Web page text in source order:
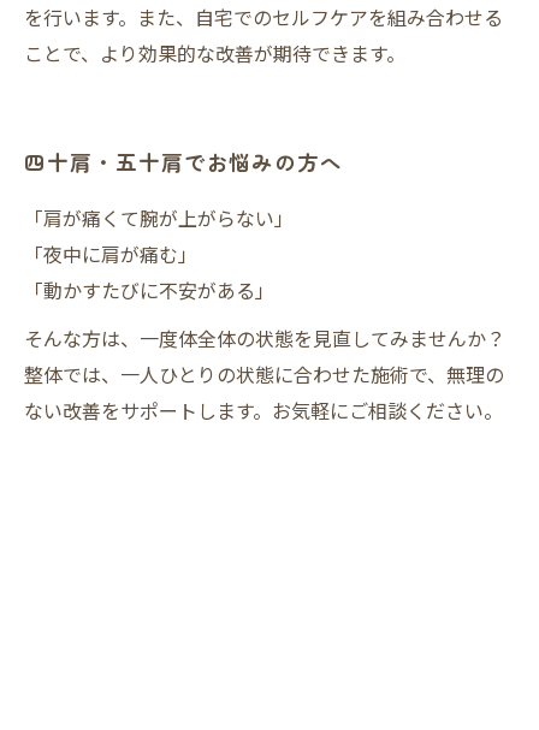
を行います。また、自宅でのセルフケアを組み合わせる
ことで、より効果的な改善が期待できます。
四十肩・五十肩でお悩みの方へ
「肩が痛くて腕が上がらない」
「夜中に肩が痛む」
「動かすたびに不安がある」
そんな方は、一度体全体の状態を見直してみませんか？
整体では、一人ひとりの状態に合わせた施術で、無理の
ない改善をサポートします。お気軽にご相談ください。